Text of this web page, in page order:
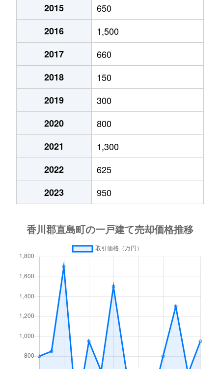
2015
650
2016
1,500
2017
660
2018
150
2019
300
2020
800
2021
1,300
2022
625
2023
950